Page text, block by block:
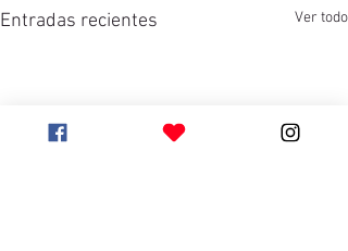
Entradas recientes Ver todo